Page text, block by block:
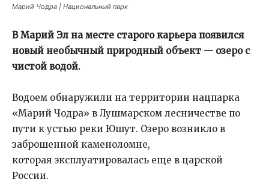
Марий Чодра | Национальный парк
В Марий Эл на месте старого карьера появился
новый необычный природный объект — озеро с
чистой водой.
Водоем обнаружили на территории нацпарка
«Марий Чодра» в Лушмарском лесничестве по
пути к устью реки Юшут. Озеро возникло в
заброшенной каменоломне,
которая эксплуатировалась еще в царской
России.